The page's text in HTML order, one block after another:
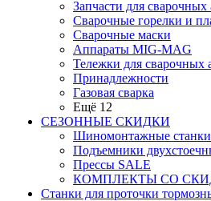
Запчасти для сварочных
Сварочные горелки и
Сварочные маски
Аппараты MIG-MAG
Тележки для сварочных
Принадлежности
Газовая сварка
Ещё 12
СЕЗОННЫЕ СКИДКИ
Шиномонтажные
Подъемники
Прессы SALE
КОМПЛЕКТЫ СО
Станки для проточки